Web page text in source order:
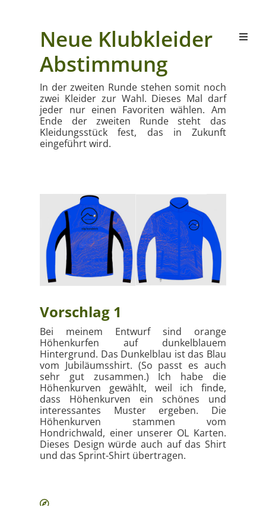
Neue Klubkleider
Abstimmung
In der zweiten Runde stehen somit noch
zwei Kleider zur Wahl. Dieses Mal darf
jeder nur einen Favoriten wählen. Am
Ende der zweiten Runde steht das
Kleidungsstück fest, das in Zukunft
eingeführt wird.
Vorschlag 1
Bei meinem Entwurf sind orange
Höhenkurfen auf dunkelblauem
Hintergrund. Das Dunkelblau ist das Blau
vom Jubiläumsshirt. (So passt es auch
sehr gut zusammen.) Ich habe die
Höhenkurven gewählt, weil ich finde,
dass Höhenkurven ein schönes und
interessantes Muster ergeben. Die
Höhenkurven stammen vom
Hondrichwald, einer unserer OL Karten.
Dieses Design würde auch auf das Shirt
und das Sprint-Shirt übertragen.